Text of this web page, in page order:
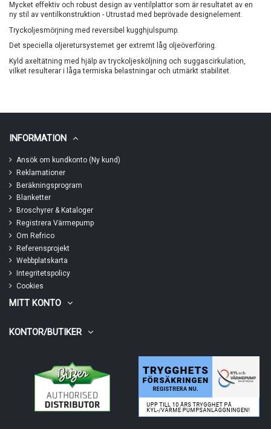
Mycket effektiv och robust design av ventilplattor som är resultatet av en
ny stil av ventilkonstruktion - Utrustad med beprövade designelement.
Tryckoljesmörjning med reversibel kugghjulspump.
Det speciella oljeretursystemet ger extremt låg oljeöverföring.
Kyld axeltätning med hjälp av tryckoljesköljning och suggascirkulation,
vilket resulterar i låga termiska belastningar och utmärkt stabilitet.
INFORMATION
Ansök om kundkonto (Ny kund)
Reklamationer
Beräkningsprogram
Blanketter
Broschyrer & Kataloger
Registrera Värmepump
Om Refrico
Referensprojekt
Webbplatskarta
Integritetspolicy
Cookies
MITT KONTO
KONTOR/BUTIKER